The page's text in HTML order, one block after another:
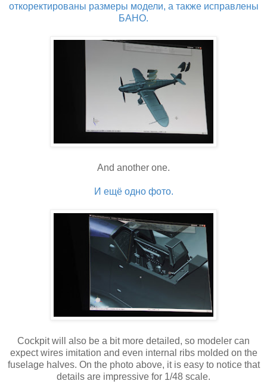
откоректированы размеры модели, а также исправлены
БАНО.
And another one.
И ещё одно фото.
Cockpit will also be a bit more detailed, so modeler can
expect wires imitation and even internal ribs molded on the
fuselage halves. On the photo above, it is easy to notice that
details are impressive for 1/48 scale.